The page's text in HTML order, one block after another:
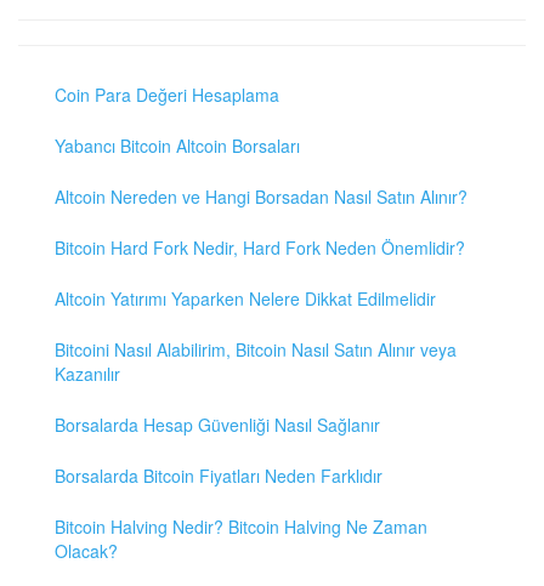
Coin Para Değeri Hesaplama
Yabancı Bitcoin Altcoin Borsaları
Altcoin Nereden ve Hangi Borsadan Nasıl Satın Alınır?
Bitcoin Hard Fork Nedir, Hard Fork Neden Önemlidir?
Altcoin Yatırımı Yaparken Nelere Dikkat Edilmelidir
Bitcoini Nasıl Alabilirim, Bitcoin Nasıl Satın Alınır veya
Kazanılır
Borsalarda Hesap Güvenliği Nasıl Sağlanır
Borsalarda Bitcoin Fiyatları Neden Farklıdır
Bitcoin Halving Nedir? Bitcoin Halving Ne Zaman
Olacak?